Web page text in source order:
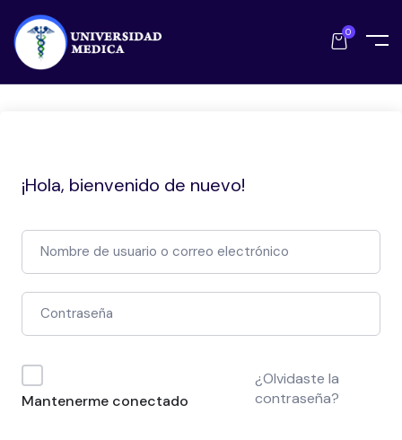
0
¡Hola, bienvenido de nuevo!
Mantenerme conectado
¿Olvidaste la
contraseña?